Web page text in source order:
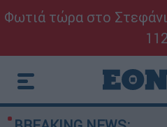
Φωτιά τώρα στο
112